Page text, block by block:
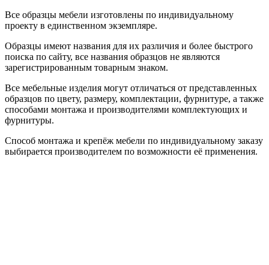
Все образцы мебели изготовлены по индивидуальному
проекту в единственном экземпляре.
Образцы имеют названия для их различия и более быстрого
поиска по сайту, все названия образцов не являются
зарегистрированным товарным знаком.
Все мебельные изделия могут отличаться от представленных
образцов по цвету, размеру, комплектации, фурнитуре, а также
способами монтажа и производителями комплектующих и
фурнитуры.
Способ монтажа и крепёж мебели по индивидуальному заказу
выбирается производителем по возможности её применения.